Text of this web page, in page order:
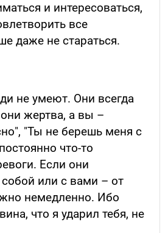
и интересоваться,
все
даже не стараться.
не умеют. Они всегда
жертва, а вы –
"Ты не берешь меня с
что-то
Если они
или с вами – от
немедленно. Ибо
что я ударил тебя, не